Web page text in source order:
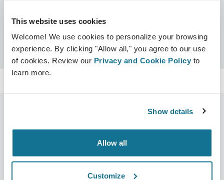
This website uses cookies
Welcome! We use cookies to personalize your browsing
experience. By clicking "Allow all," you agree to our use
of cookies. Review our Privacy and Cookie Policy to
learn more.
Show details
Allow all
Customize
Сертификаты
Сертифицировано Crisalix Поиск
Бизнес решения